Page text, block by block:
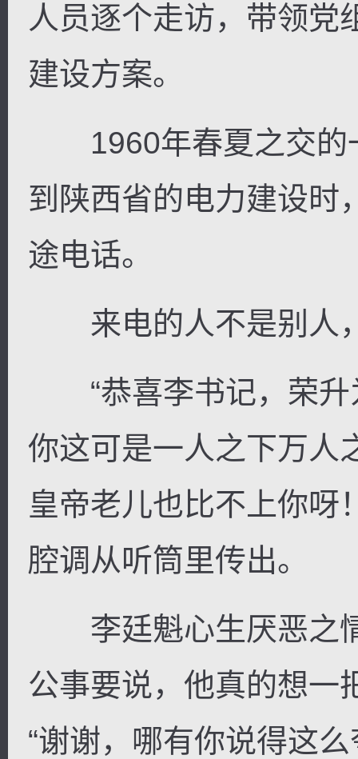
人员逐个走访，带领党
建设方案。
1960年春夏之交的
到陕西省的电力建设时
途电话。
来电的人不是别人
“恭喜李书记，荣升
你这可是一人之下万人
皇帝老儿也比不上你呀
腔调从听筒里传出。
李廷魁心生厌恶之
公事要说，他真的想一
“谢谢，哪有你说得这